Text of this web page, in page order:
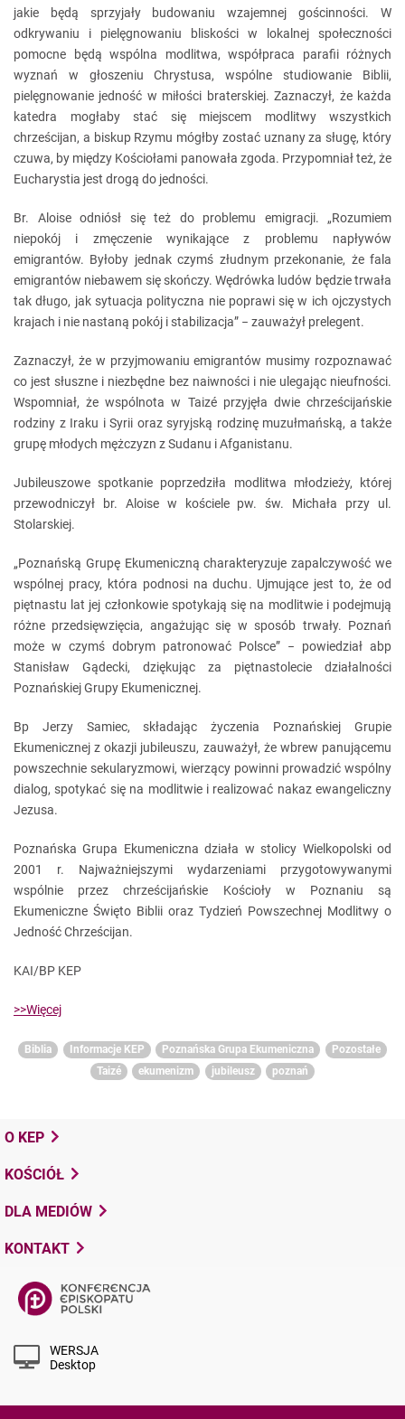
jakie będą sprzyjały budowaniu wzajemnej gościnności. W
odkrywaniu i pielęgnowaniu bliskości w lokalnej społeczności
pomocne będą wspólna modlitwa, współpraca parafii różnych
wyznań w głoszeniu Chrystusa, wspólne studiowanie Biblii,
pielęgnowanie jedność w miłości braterskiej. Zaznaczył, że każda
katedra mogłaby stać się miejscem modlitwy wszystkich
chrześcijan, a biskup Rzymu mógłby zostać uznany za sługę, który
czuwa, by między Kościołami panowała zgoda. Przypomniał też, że
Eucharystia jest drogą do jedności.
Br. Aloise odniósł się też do problemu emigracji. „Rozumiem
niepokój i zmęczenie wynikające z problemu napływów
emigrantów. Byłoby jednak czymś złudnym przekonanie, że fala
emigrantów niebawem się skończy. Wędrówka ludów będzie trwała
tak długo, jak sytuacja polityczna nie poprawi się w ich ojczystych
krajach i nie nastaną pokój i stabilizacja” − zauważył prelegent.
Zaznaczył, że w przyjmowaniu emigrantów musimy rozpoznawać
co jest słuszne i niezbędne bez naiwności i nie ulegając nieufności.
Wspomniał, że wspólnota w Taizé przyjęła dwie chrześcijańskie
rodziny z Iraku i Syrii oraz syryjską rodzinę muzułmańską, a także
grupę młodych mężczyzn z Sudanu i Afganistanu.
Jubileuszowe spotkanie poprzedziła modlitwa młodzieży, której
przewodniczył br. Aloise w kościele pw. św. Michała przy ul.
Stolarskiej.
„Poznańską Grupę Ekumeniczną charakteryzuje zapalczywość we
wspólnej pracy, która podnosi na duchu. Ujmujące jest to, że od
piętnastu lat jej członkowie spotykają się na modlitwie i podejmują
różne przedsięwzięcia, angażując się w sposób trwały. Poznań
może w czymś dobrym patronować Polsce” − powiedział abp
Stanisław Gądecki, dziękując za piętnastolecie działalności
Poznańskiej Grupy Ekumenicznej.
Bp Jerzy Samiec, składając życzenia Poznańskiej Grupie
Ekumenicznej z okazji jubileuszu, zauważył, że wbrew panującemu
powszechnie sekularyzmowi, wierzący powinni prowadzić wspólny
dialog, spotykać się na modlitwie i realizować nakaz ewangeliczny
Jezusa.
Poznańska Grupa Ekumeniczna działa w stolicy Wielkopolski od
2001 r. Najważniejszymi wydarzeniami przygotowywanymi
wspólnie przez chrześcijańskie Kościoły w Poznaniu są
Ekumeniczne Święto Biblii oraz Tydzień Powszechnej Modlitwy o
Jedność Chrześcijan.
KAI/BP KEP
>>Więcej
Biblia Informacje KEP Poznańska Grupa Ekumeniczna
Pozostałe
Taizé
ekumenizm jubileusz poznań
O KEP
KOŚCIÓŁ
DLA MEDIÓW
KONTAKT
WERSJA
Desktop